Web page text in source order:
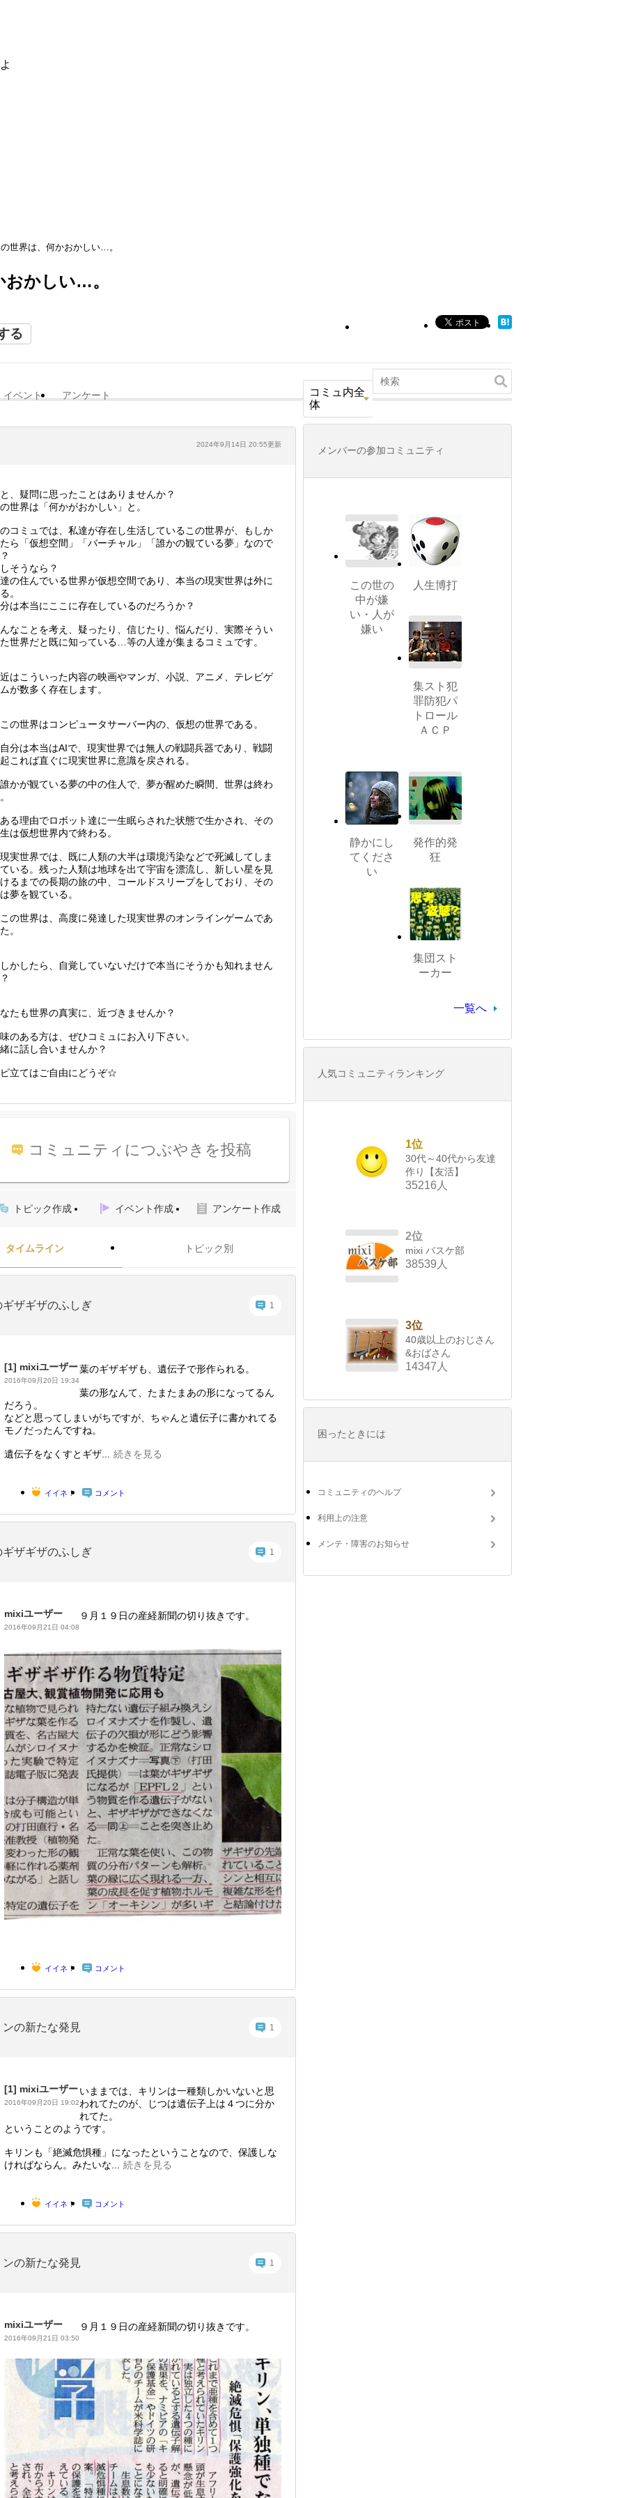
世界は、何かおかしい…。
おかしい…。
る
イベント アンケート
コミュ内全
体
2024年9月14日 20:55更新
、疑問に思ったことはありませんか？
世界は「何かがおかしい」と。
コミュでは、私達が存在し生活しているこの世界が、もしか
ら「仮想空間」「バーチャル」「誰かの観ている夢」なので
そうなら？
の住んでいる世界が仮想空間であり、本当の現実世界は外に
。
は本当にここに存在しているのだろうか？
なことを考え、疑ったり、信じたり、悩んだり、実際そうい
世界だと既に知っている…等の人達が集まるコミュです。
はこういった内容の映画やマンガ、小説、アニメ、テレビゲ
が数多く存在します。
の世界はコンピュータサーバー内の、仮想の世界である。
分は本当はAIで、現実世界では無人の戦闘兵器であり、戦闘
これば直ぐに現実世界に意識を戻される。
かが観ている夢の中の住人で、夢が醒めた瞬間、世界は終わ
る理由でロボット達に一生眠らされた状態で生かされ、その
は仮想世界内で終わる。
実世界では、既に人類の大半は環境汚染などで死滅してしま
いる。残った人類は地球を出て宇宙を漂流し、新しい星を見
るまでの長期の旅の中、コールドスリープをしており、その
夢を観ている。
の世界は、高度に発達した現実世界のオンラインゲームであ
。
かしたら、自覚していないだけで本当にそうかも知れません
たも世界の真実に、近づきませんか？
のある方は、ぜひコミュにお入り下さい。
に話し合いませんか？
立てはご自由にどうぞ☆
コミュニティにつぶやきを投稿
トピック作成 イベント作成 アンケート作成
タイムライン トピック別
ギザギザのふしぎ 1
[1] mixiユーザー
2016年09月20日 19:34
葉のギザギザも、遺伝子で形作られる。
葉の形なんて、たまたまあの形になってるん
だろう。
などと思ってしまいがちですが、ちゃんと遺伝子に書かれてる
モノだったんですね。
遺伝子をなくすとギザ... 続きを見る
イイネ！ コメント
ギザギザのふしぎ 1
mixiユーザー
2016年09月21日 04:08
９月１９日の産経新聞の切り抜きです。
イイネ！ コメント
ンの新たな発見 1
[1] mixiユーザー
2016年09月20日 19:02
いままでは、キリンは一種類しかいないと思
われてたのが、じつは遺伝子上は４つに分か
れてた。
ということのようです。
キリンも「絶滅危惧種」になったということなので、保護しな
ければならん。みたいな...
続きを見る
イイネ！ コメント
ンの新たな発見 1
mixiユーザー
2016年09月21日 03:50
９月１９日の産経新聞の切り抜きです。
メンバーの参加コミュニティ
この世の
中が嫌
い・人が
嫌い
人生博打
集スト犯
罪防犯パ
トロール
ＡＣＰ
静かにし
てくださ
い
発作的発
狂
集団スト
ーカー
一覧へ
人気コミュニティランキング
1位
30代～40代から友達
作り【友活】
35216人
2位
mixi バスケ部
38539人
3位
40歳以上のおじさん
&おばさん
14347人
困ったときには
コミュニティのヘルプ
利用上の注意
メンテ・障害のお知らせ